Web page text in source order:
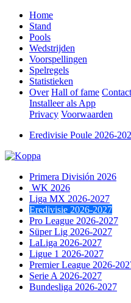
Home
Stand
Pools
Wedstrijden
Voorspellingen
Spelregels
Statistieken
Over Hall of fame Contact
Installeer als App
Privacy Voorwaarden
Eredivisie Poule 2026-
Primera División 2026
WK 2026
Liga MX 2026-2027
Eredivisie 2026-2027
Pro League 2026-2027
Süper Lig 2026-2027
LaLiga 2026-2027
Ligue 1 2026-2027
Premier League 2026-
Serie A 2026-2027
Bundesliga 2026-2027